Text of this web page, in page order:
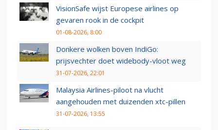
VisionSafe wijst Europese airlines op
gevaren rook in de cockpit
01-08-2026, 8:00
Donkere wolken boven IndiGo:
prijsvechter doet widebody-vloot weg
31-07-2026, 22:01
Malaysia Airlines-piloot na vlucht
aangehouden met duizenden xtc-pillen
31-07-2026, 13:55